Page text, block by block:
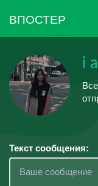
ВПОСТЕР
i
Текст сообщения: